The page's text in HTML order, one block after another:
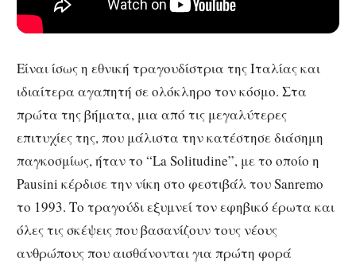
Είναι ίσως η εθνική τραγουδίστρια της Ιταλίας και
ιδιαίτερα αγαπητή σε ολόκληρο τον κόσμο. Στα
πρώτα της βήματα, μια από τις μεγαλύτερες
επιτυχίες της, που μάλιστα την κατέστησε διάσημη
παγκοσμίως, ήταν το “La Solitudine”, με το οποίο η
Pausini κέρδισε την νίκη στο φεστιβάλ του Sanremo
το 1993. Το τραγούδι εξυμνεί τον εφηβικό έρωτα και
όλες τις σκέψεις που βασανίζουν τους νέους
ανθρώπους που αισθάνονται για πρώτη φορά